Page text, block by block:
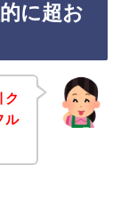
に超お
ク
ル